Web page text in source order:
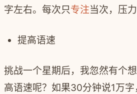
字左右。每次只专注当次，压
提高语速
挑战一个星期后，我忽然有个
高语速呢？如果30分钟说1万